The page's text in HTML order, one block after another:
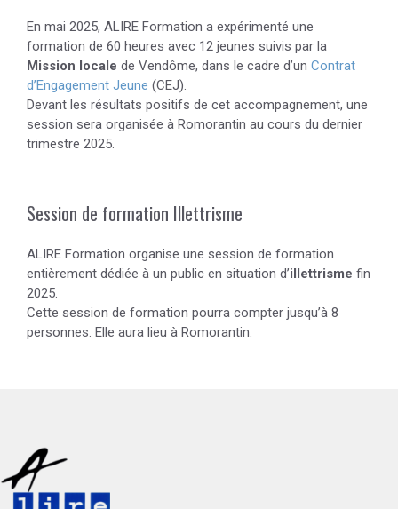
En mai 2025, ALIRE Formation a expérimenté une
formation de 60 heures avec 12 jeunes suivis par la
Mission locale de Vendôme, dans le cadre d’un Contrat
d’Engagement Jeune (CEJ).
Devant les résultats positifs de cet accompagnement, une
session sera organisée à Romorantin au cours du dernier
trimestre 2025.
Session de formation Illettrisme
ALIRE Formation organise une session de formation
entièrement dédiée à un public en situation d’illettrisme fin
2025.
Cette session de formation pourra compter jusqu’à 8
personnes. Elle aura lieu à Romorantin.